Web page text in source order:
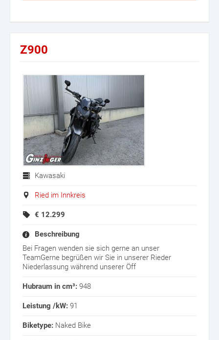
Z900
Kawasaki
Ried im Innkreis
€ 12.299
Beschreibung
Bei Fragen wenden sie sich gerne an unser
TeamGerne begrüßen wir Sie in unserer Rieder
Niederlassung während unserer Öff
Hubraum in cm³: 948
Leistung /kW: 91
Biketype: Naked Bike